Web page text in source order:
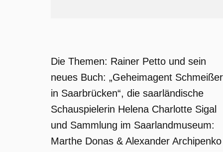
Die Themen: Rainer Petto und sein
neues Buch: „Geheimagent Schmeißer
in Saarbrücken“, die saarländische
Schauspielerin Helena Charlotte Sigal
und Sammlung im Saarlandmuseum:
Marthe Donas & Alexander